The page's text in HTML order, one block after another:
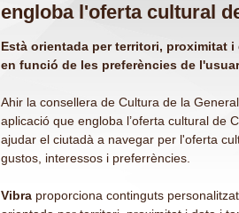
engloba l'oferta cultural
Està orientada per territori, proximitat
en funció de les preferències de
Ahir la consellera de Cultura de la
aplicació que engloba l’oferta cultural de
ajudar el ciutadà a navegar per l'oferta
gustos, interessos i preferrències.
Vibra proporciona continguts